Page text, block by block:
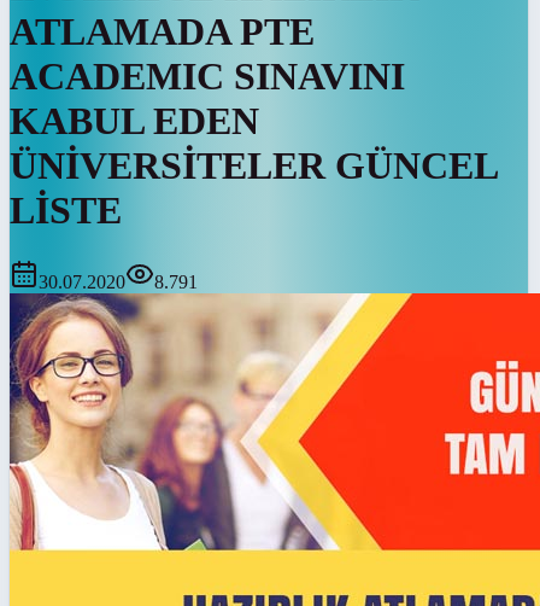
ATLAMADA PTE
ACADEMIC SINAVINI
KABUL EDEN
ÜNİVERSİTELER GÜNCEL
LİSTE
30.07.2020 8.791